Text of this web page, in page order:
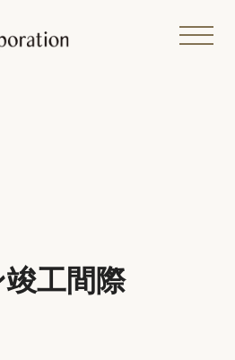
工間際